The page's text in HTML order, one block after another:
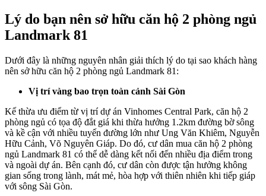
Lý do bạn nên sở hữu căn hộ 2 phòng ngủ
Landmark 81
Dưới đây là những nguyên nhân giải thích lý do tại sao khách hàng
nên sở hữu căn hộ 2 phòng ngủ Landmark 81:
Vị trí vàng bao trọn toàn cảnh Sài Gòn
Kế thừa ưu điểm từ vị trí dự án Vinhomes Central Park, căn hộ 2
phòng ngủ có tọa độ đắt giá khi thừa hưởng 1.2km đường bờ sông
và kề cận với nhiều tuyến đường lớn như Ung Văn Khiêm, Nguyễn
Hữu Cảnh, Võ Nguyên Giáp. Do đó, cư dân mua căn hộ 2 phòng
ngủ Landmark 81 có thể dễ dàng kết nối đến nhiều địa điểm trong
và ngoài dự án. Bên cạnh đó, cư dân còn được tận hưởng không
gian sống trong lành, mát mẻ, hòa hợp với thiên nhiên khi tiếp giáp
với sông Sài Gòn.